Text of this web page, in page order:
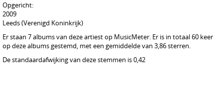
Opgericht:
2009
Leeds (Verenigd Koninkrijk)
Er staan 7 albums van deze artiest op MusicMeter. Er is in totaal 60 keer
op deze albums gestemd, met een gemiddelde van 3,86 sterren.
De standaardafwijking van deze stemmen is 0,42